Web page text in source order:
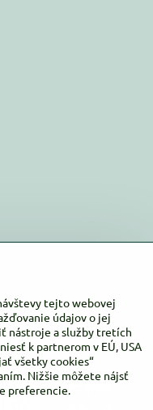
tejto webovej
údajov o jej
nástroje a služby tretích
k partnerom v EÚ, USA
všetky cookies“
Nižšie môžete nájsť
preferencie.